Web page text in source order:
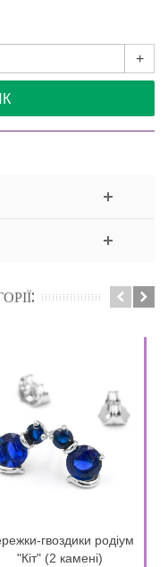
+
гвоздики родіум
"Кіт" (2 камені)